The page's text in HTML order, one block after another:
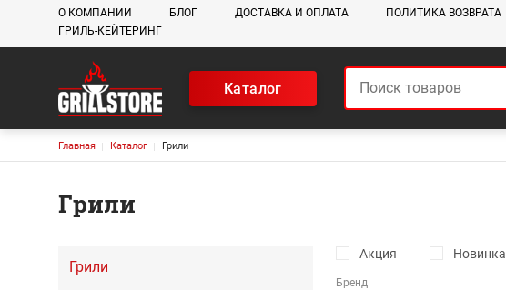
Основная навигация
О КОМПАНИИ БЛОГ ДОСТАВКА И ОПЛАТА ПОЛИТИКА ВОЗВРАТА
ГРИЛЬ-КЕЙТЕРИНГ
Каталог
Строка навигации
Главная Каталог Грили
Грили
Грили
Акция Новинка
Бренд